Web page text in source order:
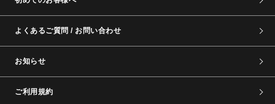
よくあるご質問 / お問い合わせ
お知らせ
ご利用規約